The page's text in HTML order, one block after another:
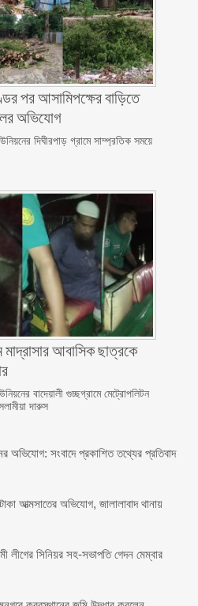
পর আসামিপক্ষের বাড়িতে
অভিযোগ
দিঘীরপাড় গ্রামে সাম্প্রতিক সময়ে
মাদ্রাসার আবাসিক ছাত্রকে
বাদেয়ালী গুচ্ছগ্রামে মেট্রোপলিটন
দারুস
অভিযোগ: সংবাদে প্রকাশিত তথ্যের প্রতিবাদ
আত্মসাতের অভিযোগ, জালালাবাদ থানায়
লীগের সিনিয়র সহ-সভাপতি গেদন মেম্বার